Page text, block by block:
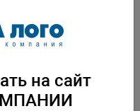
на сайт